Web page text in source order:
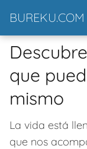
BUREKU.COM
que
mismo
La vida está
que nos